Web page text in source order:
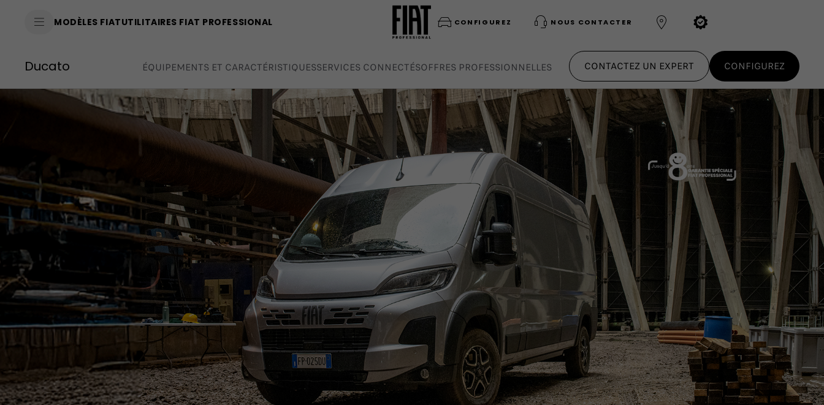
MODÈLES FIATUTILITAIRES FIAT PROFESSIONAL CONFIGUREZ NOUS CONTACTER
Ducato ÉQUIPEMENTS ET CARACTÉRISTIQUESSERVICES CONNECTÉSOFFRES PROFESSIONNELLES CONTACTEZ UN EXPERT CONFIGUREZ